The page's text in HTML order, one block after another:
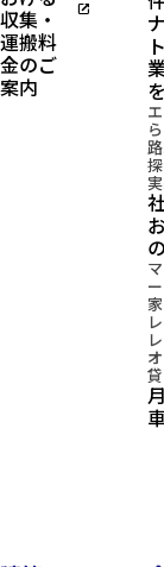
収集・
運搬料
金のご
案内
open_in_new
ー